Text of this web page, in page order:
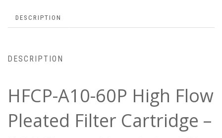
DESCRIPTION
DESCRIPTION
HFCP-A10-60P High Flow
Pleated Filter Cartridge –